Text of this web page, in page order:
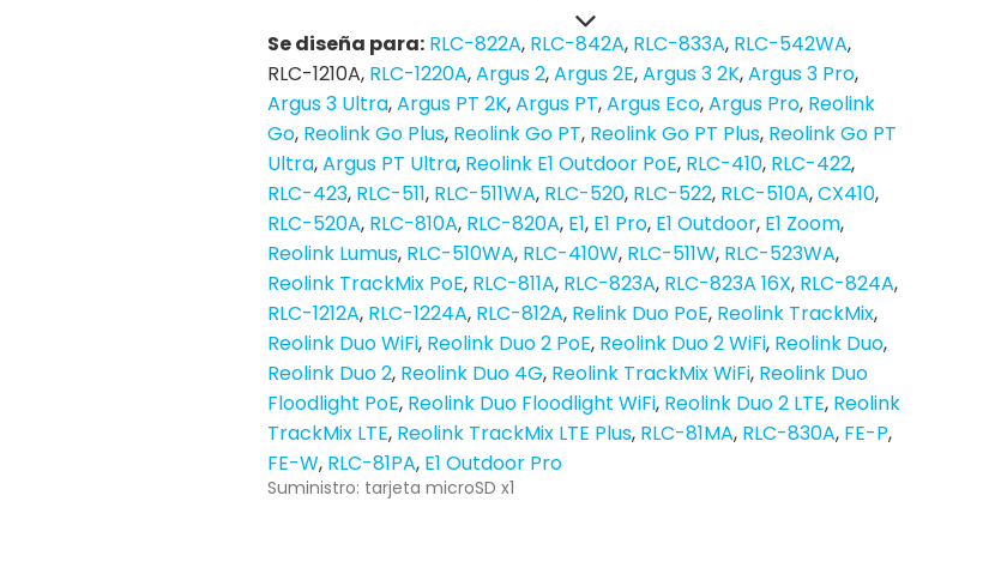
Se diseña para: RLC-822A RLC-842A RLC-833A RLC-542WA
RLC-1210A RLC-1220A Argus 2 Argus 2E Argus 3 2K Argus 3 Pro
Argus 3 Ultra Argus PT 2K Argus PT Argus Eco Argus Pro Reolink
Go Reolink Go Plus Reolink Go PT Reolink Go PT Plus Reolink Go PT
Ultra Argus PT Ultra Reolink E1 Outdoor PoE RLC-410 RLC-422
RLC-423 RLC-511 RLC-511WA RLC-520 RLC-522 RLC-510A CX410
RLC-520A RLC-810A RLC-820A E1 E1 Pro E1 Outdoor E1 Zoom
Reolink Lumus RLC-510WA RLC-410W RLC-511W RLC-523WA
Reolink TrackMix PoE RLC-811A RLC-823A RLC-823A 16X RLC-824A
RLC-1212A RLC-1224A RLC-812A Relink Duo PoE Reolink TrackMix
Reolink Duo WiFi Reolink Duo 2 PoE Reolink Duo 2 WiFi Reolink Duo
Reolink Duo 2 Reolink Duo 4G Reolink TrackMix WiFi Reolink Duo
Floodlight PoE Reolink Duo Floodlight WiFi Reolink Duo 2 LTE Reolink
TrackMix LTE Reolink TrackMix LTE Plus RLC-81MA RLC-830A FE-P
FE-W RLC-81PA E1 Outdoor Pro
Suministro: tarjeta microSD x1